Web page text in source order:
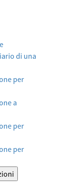
di una
per
a
per
per